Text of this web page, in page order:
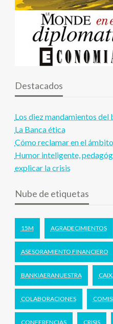
Destacados
Los diez mandamientos del
La Banca ética
Cómo reclamar en el
Humor inteligente,
explicar la crisis
Nube de etiquetas
15M AGRADECIMIENTOS
ASESORAMIENTO FINANCIERO
BANKIAERANUESTRA
COLABORACIONES
CONFERENCIAS CRISIS